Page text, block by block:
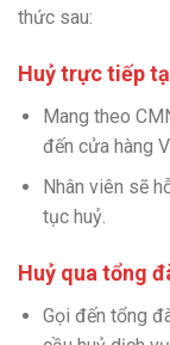
thức sau:
Huỷ trực tiếp
Mang theo
đến cửa hàng
Nhân viên sẽ
tục huỷ.
Huỷ qua tổng
Gọi đến tổng